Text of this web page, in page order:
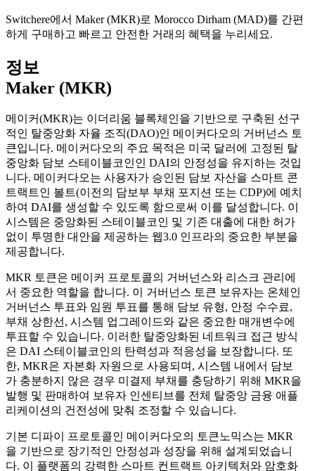
Switchere에서 Maker (MKR)로 Morocco Dirham (MAD)를 간편
하게 구매하고 빠르고 안전한 거래의 혜택을 누리세요.
정보
Maker (MKR)
메이커(MKR)는 이더리움 블록체인을 기반으로 구축된 선구
적인 탈중앙화 자율 조직(DAO)인 메이커다오의 거버넌스 토
큰입니다. 메이커다오의 주요 목적은 미국 달러에 고정된 탈
중앙화 담보 스테이블코인인 DAI의 안정성을 유지하는 것입
니다. 메이커다오는 사용자가 승인된 담보 자산을 스마트 콘
트랙트인 볼트(이전의 담보부 부채 포지션 또는 CDP)에 예치
하여 DAI를 생성할 수 있도록 함으로써 이를 달성합니다. 이
시스템은 중앙화된 스테이블코인 및 기존 대출에 대한 허가
없이 투명한 대안을 제공하는 웹3.0 인프라의 중요한 부분을
제공합니다.
MKR 토큰은 메이커 프로토콜의 거버넌스와 리스크 관리에
서 중요한 역할을 합니다. 이 거버넌스 토큰 보유자는 온체인
거버넌스 투표와 임원 투표를 통해 담보 유형, 안정 수수료,
부채 상한선, 시스템 업그레이드와 같은 중요한 매개변수에
투표할 수 있습니다. 이러한 탈중앙화된 네트워크 접근 방식
은 DAI 스테이블코인의 탄력성과 적응성을 보장합니다. 또
한, MKR은 자본화 자원으로 사용되며, 시스템 내에서 담보
가 충분하지 않은 경우 미결제 부채를 충당하기 위해 MKR을
발행 및 판매하여 보유자 인센티브를 전체 탈중앙 금융 애플
리케이션의 건전성에 맞춰 조정할 수 있습니다.
기본 디파이 프로토콜인 메이커다오의 토큰노믹스는 MKR
을 기반으로 장기적인 안정성과 성장을 위해 설계되었습니
다. 이 플랫폼의 강력한 스마트 컨트랙트 아키텍처와 암호화